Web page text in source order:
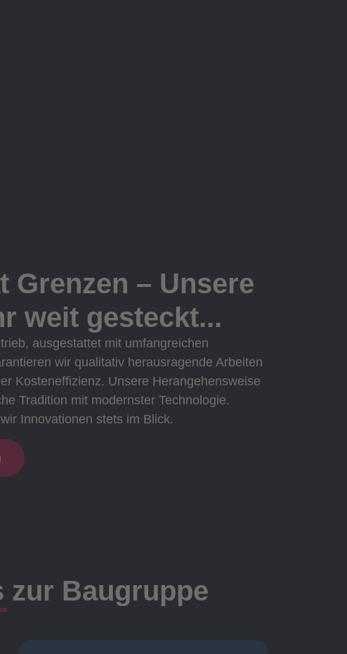
Grenzen – Unsere
weit gesteckt...
ausgestattet mit umfangreichen
wir qualitativ herausragende Arbeiten
Kosteneffizienz. Unsere Herangehensweise
Tradition mit modernster Technologie.
Innovationen stets im Blick.
Baugruppe